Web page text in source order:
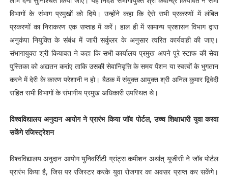
विभागों के संभाग प्रमुखों को दिये। उन्होंने कहा कि ऐसे सभी प्रकरणों में लंबित
प्रकरणों का निराकरण एक सप्ताह में करें। हाल ही में सामान्य प्रशासन विभाग द्वारा
अनुकंपा नियुक्ति के संबंध में जारी सर्कुलर के अनुसार त्वरित कार्यवाही की जाए।
संभागायुक्त श्री कियावत ने कहा कि सभी कार्यालय प्रमुख अपने पूरे स्टाफ की सेवा
पुस्तिका को अद्यतन करांए ताकि उसकी सेवानिवृत्ति के समय पेंशन या स्वत्वों के भुगतान
करने में देरी के कारण परेशानी न हो। बैठक में संयुक्त आयुक्त श्री अनिल कुमार द्विवेदी
सहित सभी विभागों के संभागीय प्रमुख अधिकारी उपस्थित थे।
विश्वविद्यालय अनुदान आयोग ने प्रारंभ किया जॉब पोर्टल, उच्च शिक्षाधारी युवा करवा
सकेंगे रजिस्ट्रेशन
विश्वविद्यालय अनुदान आयोग युनिवर्सिटी ग्रांट्स कमीशन अर्थात् यूजीसी ने जॉब पोर्टल
प्रारंभ किया है, जिस पर रजिस्टर करके युवा रोजगार का अवसर प्राप्त कर सकेंगे।